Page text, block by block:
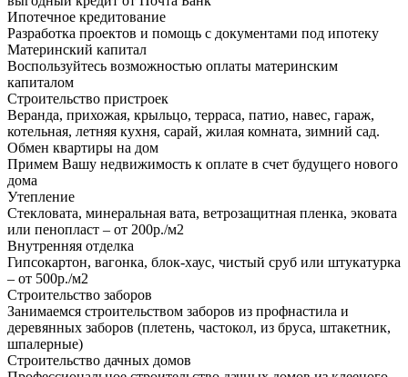
Ипотечное кредитование
Разработка проектов и помощь с документами под ипотеку
Материнский капитал
Воспользуйтесь возможностью оплаты материнским
капиталом
Строительство пристроек
Веранда, прихожая, крыльцо, терраса, патио, навес, гараж,
котельная, летняя кухня, сарай, жилая комната, зимний сад.
Обмен квартиры на дом
Примем Вашу недвижимость к оплате в счет будущего нового
дома
Утепление
Стекловата, минеральная вата, ветрозащитная пленка, эковата
или пенопласт – от 200р./м2
Внутренняя отделка
Гипсокартон, вагонка, блок-хаус, чистый сруб или штукатурка
– от 500р./м2
Строительство заборов
Занимаемся строительством заборов из профнастила и
деревянных заборов (плетень, частокол, из бруса, штакетник,
шпалерные)
Строительство дачных домов